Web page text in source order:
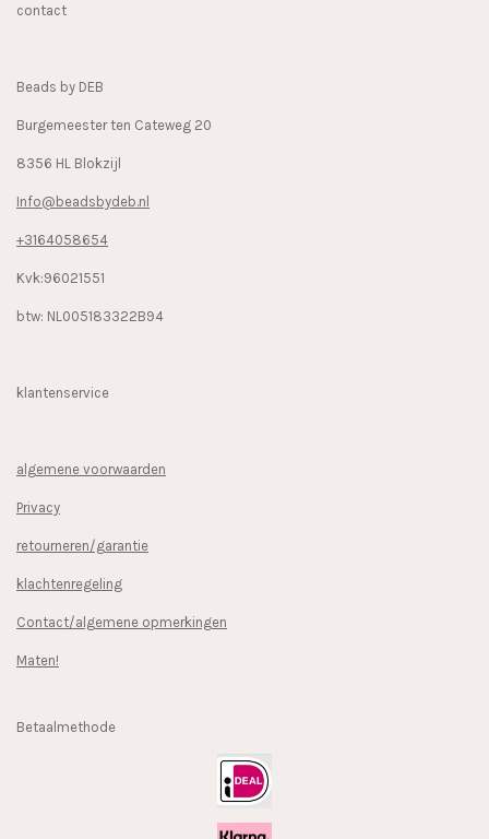
contact
Beads by DEB
Burgemeester ten Cateweg 20
8356 HL Blokzijl
Info@beadsbydeb.nl
+3164058654
Kvk:96021551
btw: NL005183322B94
klantenservice
algemene voorwaarden
Privacy
retourneren/garantie
klachtenregeling
Contact/algemene opmerkingen
Maten!
Betaalmethode